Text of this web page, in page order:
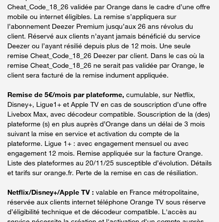
Cheat_Code_18_26 validée par Orange dans le cadre d’une offre
mobile ou internet éligibles. La remise s’appliquera sur
l’abonnement Deezer Premium jusqu’aux 26 ans révolus du
client. Réservé aux clients n’ayant jamais bénéficié du service
Deezer ou l’ayant résilié depuis plus de 12 mois. Une seule
remise Cheat_Code_18_26 Deezer par client. Dans le cas où la
remise Cheat_Code_18_26 ne serait pas validée par Orange, le
client sera facturé de la remise indument appliquée.
Remise de 5€/mois par plateforme, cumulable, sur Netflix,
Disney+, Ligue1+ et Apple TV en cas de souscription d’une offre
Livebox Max, avec décodeur compatible. Souscription de la (des)
plateforme (s) en plus auprès d’Orange dans un délai de 3 mois
suivant la mise en service et activation du compte de la
plateforme. Ligue 1+ : avec engagement mensuel ou avec
engagement 12 mois. Remise appliquée sur la facture Orange.
Liste des plateformes au 20/11/25 susceptible d’évolution. Détails
et tarifs sur orange.fr. Perte de la remise en cas de résiliation.
Netflix/Disney+/Apple TV : valable en France métropolitaine,
réservée aux clients internet téléphone Orange TV sous réserve
d’éligibilité technique et de décodeur compatible. L'accès au